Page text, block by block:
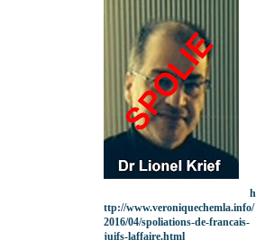
h
ttp://www.veroniquechemla.info/
2016/04/spoliations-de-francais-
juifs-laffaire.html